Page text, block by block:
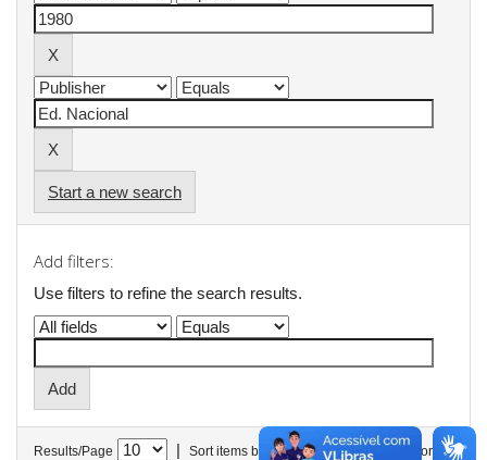
Start a new search
Add filters:
Use filters to refine the search results.
Results/Page | Sort items by In order